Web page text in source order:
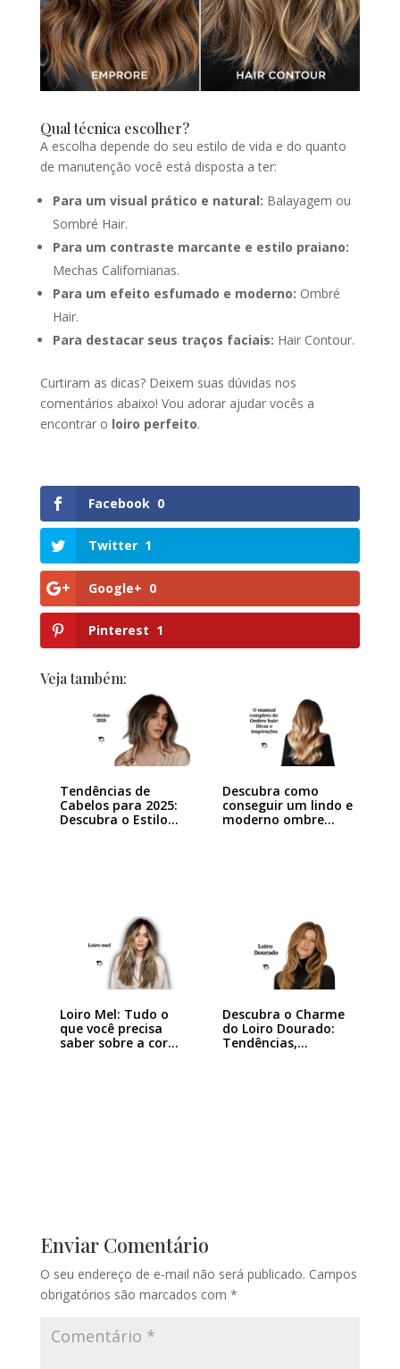
Qual técnica escolher?
A escolha depende do seu estilo de vida e do quanto
de manutenção você está disposta a ter:
Para um visual prático e natural: Balayagem ou
Sombré Hair.
Para um contraste marcante e estilo praiano:
Mechas Californianas.
Para um efeito esfumado e moderno: Ombré
Hair.
Para destacar seus traços faciais: Hair Contour.
Curtiram as dicas? Deixem suas dúvidas nos
comentários abaixo! Vou adorar ajudar vocês a
encontrar o loiro perfeito.
Facebook 0
Twitter 1
Google+ 0
Pinterest 1
Veja também:
Tendências de
Cabelos para 2025:
Descubra o Estilo…
Descubra como
conseguir um lindo e
moderno ombre…
Loiro Mel: Tudo o
que você precisa
saber sobre a cor…
Descubra o Charme
do Loiro Dourado:
Tendências,…
Enviar Comentário
O seu endereço de e-mail não será publicado. Campos
obrigatórios são marcados com *